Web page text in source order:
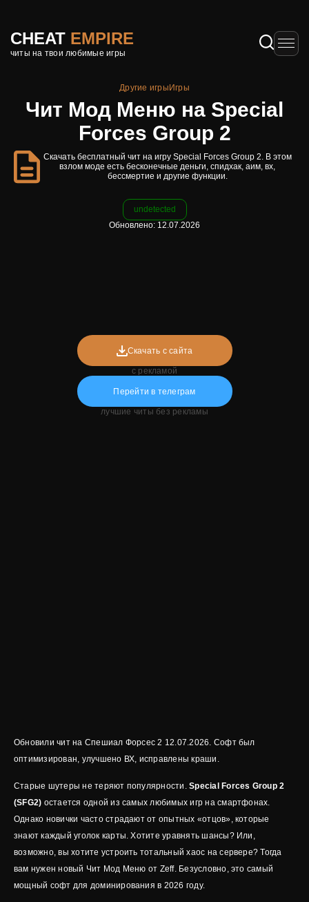
CHEAT EMPIRE
читы на твои любимые игры
Другие игры Игры
Чит Мод Меню на Special
Forces Group 2
Скачать бесплатный чит на игру Special Forces Group 2. В этом
взлом моде есть бесконечные деньги, спидхак, аим, вх,
бессмертие и другие функции.
undetected
Обновлено: 12.07.2026
Скачать с сайта
с рекламой
Перейти в телеграм
лучшие читы без рекламы
Обновили чит на Спешиал Форсес 2 12.07.2026. Софт был
оптимизирован, улучшено ВХ, исправлены краши.
Старые шутеры не теряют популярности.Special Forces Group 2
(SFG2) остается одной из самых любимых игр на смартфонах.
Однако новички часто страдают от опытных «отцов», которые
знают каждый уголок карты. Хотите уравнять шансы? Или,
возможно, вы хотите устроить тотальный хаос на сервере? Тогда
вам нужен новый Чит Мод Меню от Zeff. Безусловно, это самый
мощный софт для доминирования в 2026 году.